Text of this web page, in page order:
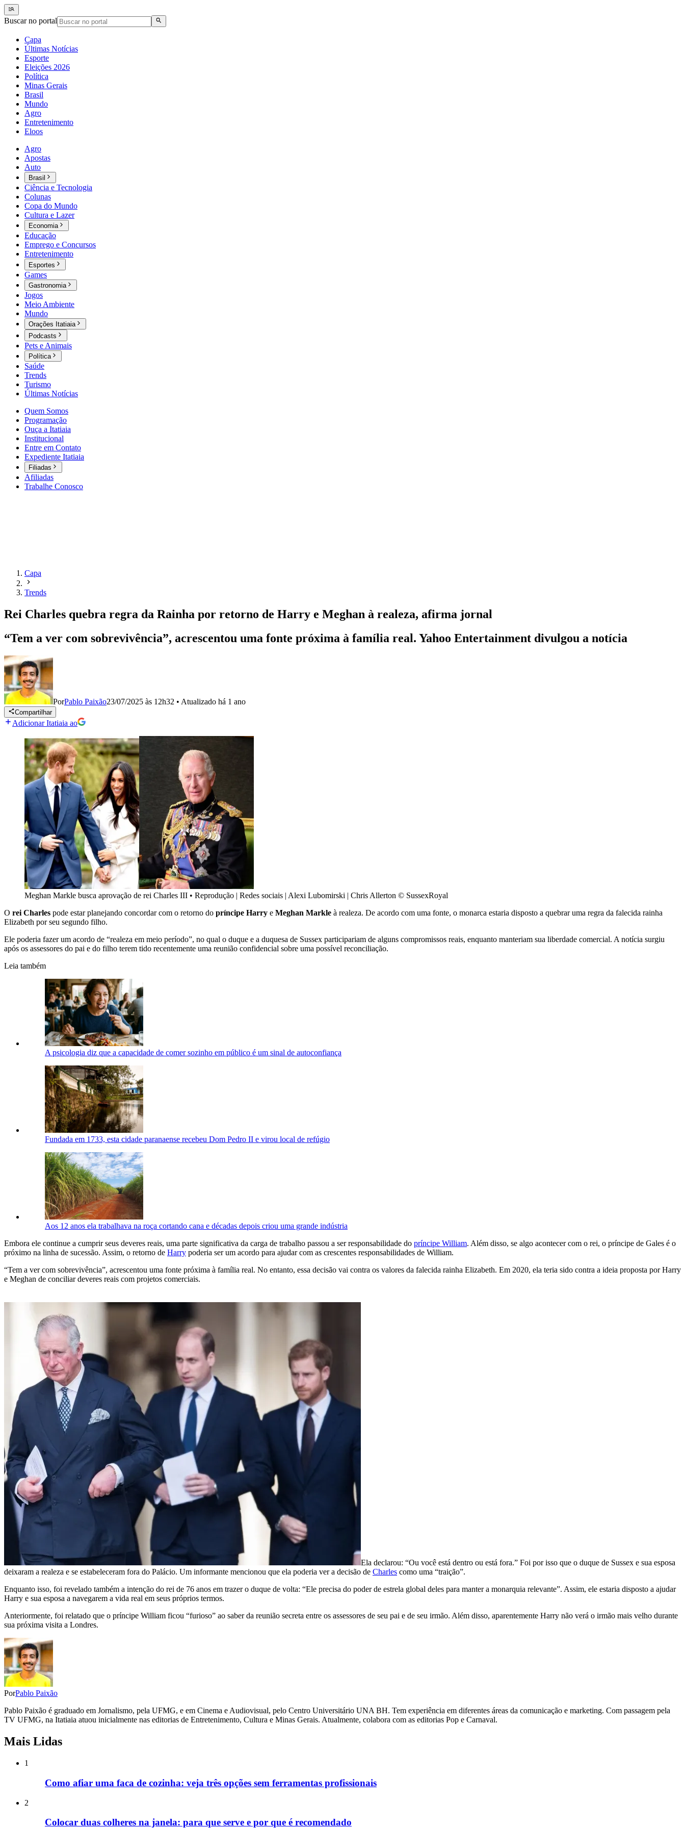
Buscar no portal
Capa
Últimas Notícias
Esporte
Eleições 2026
Política
Minas Gerais
Brasil
Mundo
Agro
Entretenimento
Eloos
Agro
Apostas
Auto
Brasil
Ciência e Tecnologia
Colunas
Copa do Mundo
Cultura e Lazer
Economia
Educação
Emprego e Concursos
Entretenimento
Esportes
Games
Gastronomia
Jogos
Meio Ambiente
Mundo
Orações Itatiaia
Podcasts
Pets e Animais
Política
Saúde
Trends
Turismo
Últimas Notícias
Quem Somos
Programação
Ouça a Itatiaia
Institucional
Entre em Contato
Expediente Itatiaia
Filiadas
Afiliadas
Trabalhe Conosco
Capa
Trends
Rei Charles quebra regra da Rainha por retorno de Harry e Meghan à realeza, afirma jornal
“Tem a ver com sobrevivência”, acrescentou uma fonte próxima à família real. Yahoo Entertainment divulgou a notícia
PorPablo Paixão23/07/2025 às 12h32 • Atualizado há 1 ano
Compartilhar
Adicionar Itatiaia ao
Meghan Markle busca aprovação de rei Charles III • Reprodução | Redes sociais | Alexi Lubomirski | Chris Allerton © SussexRoyal
O rei Charles pode estar planejando concordar com o retorno do príncipe Harry e Meghan Markle à realeza. De acordo com uma fonte, o monarca estaria disposto a quebrar uma regra da falecida rainha
Elizabeth por seu segundo filho.
Ele poderia fazer um acordo de “realeza em meio período”, no qual o duque e a duquesa de Sussex participariam de alguns compromissos reais, enquanto manteriam sua liberdade comercial. A notícia surgiu
após os assessores do pai e do filho terem tido recentemente uma reunião confidencial sobre uma possível reconciliação.
Leia também
A psicologia diz que a capacidade de comer sozinho em público é um sinal de autoconfiança
Fundada em 1733, esta cidade paranaense recebeu Dom Pedro II e virou local de refúgio
Aos 12 anos ela trabalhava na roça cortando cana e décadas depois criou uma grande indústria
Embora ele continue a cumprir seus deveres reais, uma parte significativa da carga de trabalho passou a ser responsabilidade do príncipe William. Além disso, se algo acontecer com o rei, o príncipe de Gales é o
próximo na linha de sucessão. Assim, o retorno de Harry poderia ser um acordo para ajudar com as crescentes responsabilidades de William.
“Tem a ver com sobrevivência”, acrescentou uma fonte próxima à família real. No entanto, essa decisão vai contra os valores da falecida rainha Elizabeth. Em 2020, ela teria sido contra a ideia proposta por Harry
e Meghan de conciliar deveres reais com projetos comerciais.
Ela declarou: “Ou você está dentro ou está fora.” Foi por isso que o duque de Sussex e sua esposa
deixaram a realeza e se estabeleceram fora do Palácio. Um informante mencionou que ela poderia ver a decisão de Charles como uma “traição”.
Enquanto isso, foi revelado também a intenção do rei de 76 anos em trazer o duque de volta: “Ele precisa do poder de estrela global deles para manter a monarquia relevante”. Assim, ele estaria disposto a ajudar
Harry e sua esposa a navegarem a vida real em seus próprios termos.
Anteriormente, foi relatado que o príncipe William ficou “furioso” ao saber da reunião secreta entre os assessores de seu pai e de seu irmão. Além disso, aparentemente Harry não verá o irmão mais velho durante
sua próxima visita a Londres.
PorPablo Paixão
Pablo Paixão é graduado em Jornalismo, pela UFMG, e em Cinema e Audiovisual, pelo Centro Universitário UNA BH. Tem experiência em diferentes áreas da comunicação e marketing. Com passagem pela
TV UFMG, na Itatiaia atuou inicialmente nas editorias de Entretenimento, Cultura e Minas Gerais. Atualmente, colabora com as editorias Pop e Carnaval.
Mais Lidas
1
Como afiar uma faca de cozinha: veja três opções sem ferramentas profissionais
2
Colocar duas colheres na janela: para que serve e por que é recomendado